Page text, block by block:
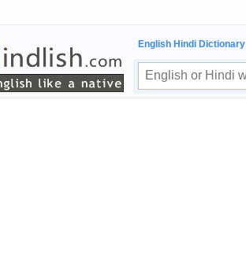
English Hindi Dictionary